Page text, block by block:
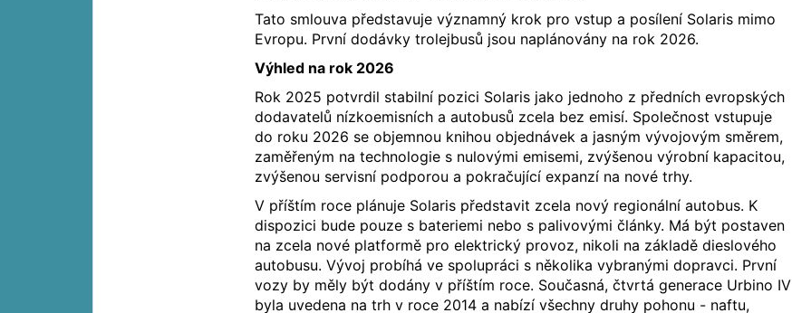
Tato smlouva představuje významný krok pro vstup a posílení Solaris mimo
Evropu. První dodávky trolejbusů jsou naplánovány na rok 2026.
Výhled na rok 2026
Rok 2025 potvrdil stabilní pozici Solaris jako jednoho z předních evropských
dodavatelů nízkoemisních a autobusů zcela bez emisí. Společnost vstupuje
do roku 2026 se objemnou knihou objednávek a jasným vývojovým směrem,
zaměřeným na technologie s nulovými emisemi, zvýšenou výrobní kapacitou,
zvýšenou servisní podporou a pokračující expanzí na nové trhy.
V příštím roce plánuje Solaris představit zcela nový regionální autobus. K
dispozici bude pouze s bateriemi nebo s palivovými články. Má být postaven
na zcela nové platformě pro elektrický provoz, nikoli na základě dieslového
autobusu. Vývoj probíhá ve spolupráci s několika vybranými dopravci. První
vozy by měly být dodány v příštím roce. Současná, čtvrtá generace Urbino IV
byla uvedena na trh v roce 2014 a nabízí všechny druhy pohonu - naftu,